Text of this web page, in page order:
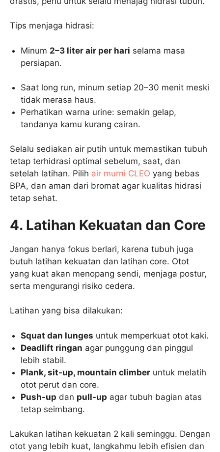
Tips menjaga hidrasi:
Minum 2–3 liter air per hari selama masa
persiapan.
Saat long run, minum setiap 20–30 menit meski
tidak merasa haus.
Perhatikan warna urine: semakin gelap,
tandanya kamu kurang cairan.
Selalu sediakan air putih untuk memastikan tubuh
tetap terhidrasi optimal sebelum, saat, dan
setelah latihan. Pilih air murni CLEO yang bebas
BPA, dan aman dari bromat agar kualitas hidrasi
tetap sehat.
4. Latihan Kekuatan dan Core
Jangan hanya fokus berlari, karena tubuh juga
butuh latihan kekuatan dan latihan core. Otot
yang kuat akan menopang sendi, menjaga postur,
serta mengurangi risiko cedera.
Latihan yang bisa dilakukan:
Squat dan lunges untuk memperkuat otot kaki.
Deadlift ringan agar punggung dan pinggul
lebih stabil.
Plank, sit-up, mountain climber untuk melatih
otot perut dan core.
Push-up dan pull-up agar tubuh bagian atas
tetap seimbang.
Lakukan latihan kekuatan 2 kali seminggu. Dengan
otot yang lebih kuat, langkahmu lebih efisien dan